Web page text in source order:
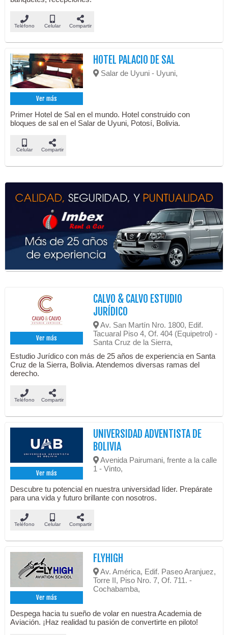
Teléfono Celular Compartir
Ver más
HOTEL PALACIO DE SAL
Salar de Uyuni - Uyuni,
Primer Hotel de Sal en el mundo. Hotel construido con
bloques de sal en el Salar de Uyuni, Potosí, Bolivia.
Celular Compartir
Ver más
CALVO & CALVO ESTUDIO
JURÍDICO
Av. San Martín Nro. 1800, Edif.
Tacuaral Piso 4, Of. 404 (Equipetrol) -
Santa Cruz de la Sierra,
Estudio Jurídico con más de 25 años de experiencia en Santa
Cruz de la Sierra, Bolivia. Atendemos diversas ramas del
derecho.
Teléfono Compartir
Ver más
UNIVERSIDAD ADVENTISTA DE
BOLIVIA
Avenida Pairumani, frente a la calle
1 - Vinto,
Descubre tu potencial en nuestra universidad líder. Prepárate
para una vida y futuro brillante con nosotros.
Teléfono Celular Compartir
Ver más
FLYHIGH
Av. América, Edif. Paseo Aranjuez,
Torre II, Piso Nro. 7, Of. 711. -
Cochabamba,
Despega hacia tu sueño de volar en nuestra Academia de
Aviación. ¡Haz realidad tu pasión de convertirte en piloto!